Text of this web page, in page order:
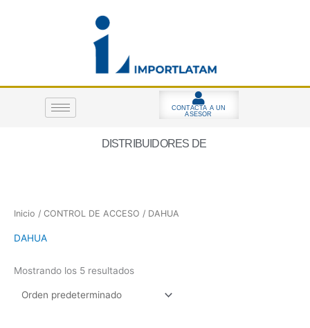
CONTACTA A UN
ASESOR
DISTRIBUIDORES DE
Inicio / CONTROL DE ACCESO / DAHUA
DAHUA
Mostrando los 5 resultados